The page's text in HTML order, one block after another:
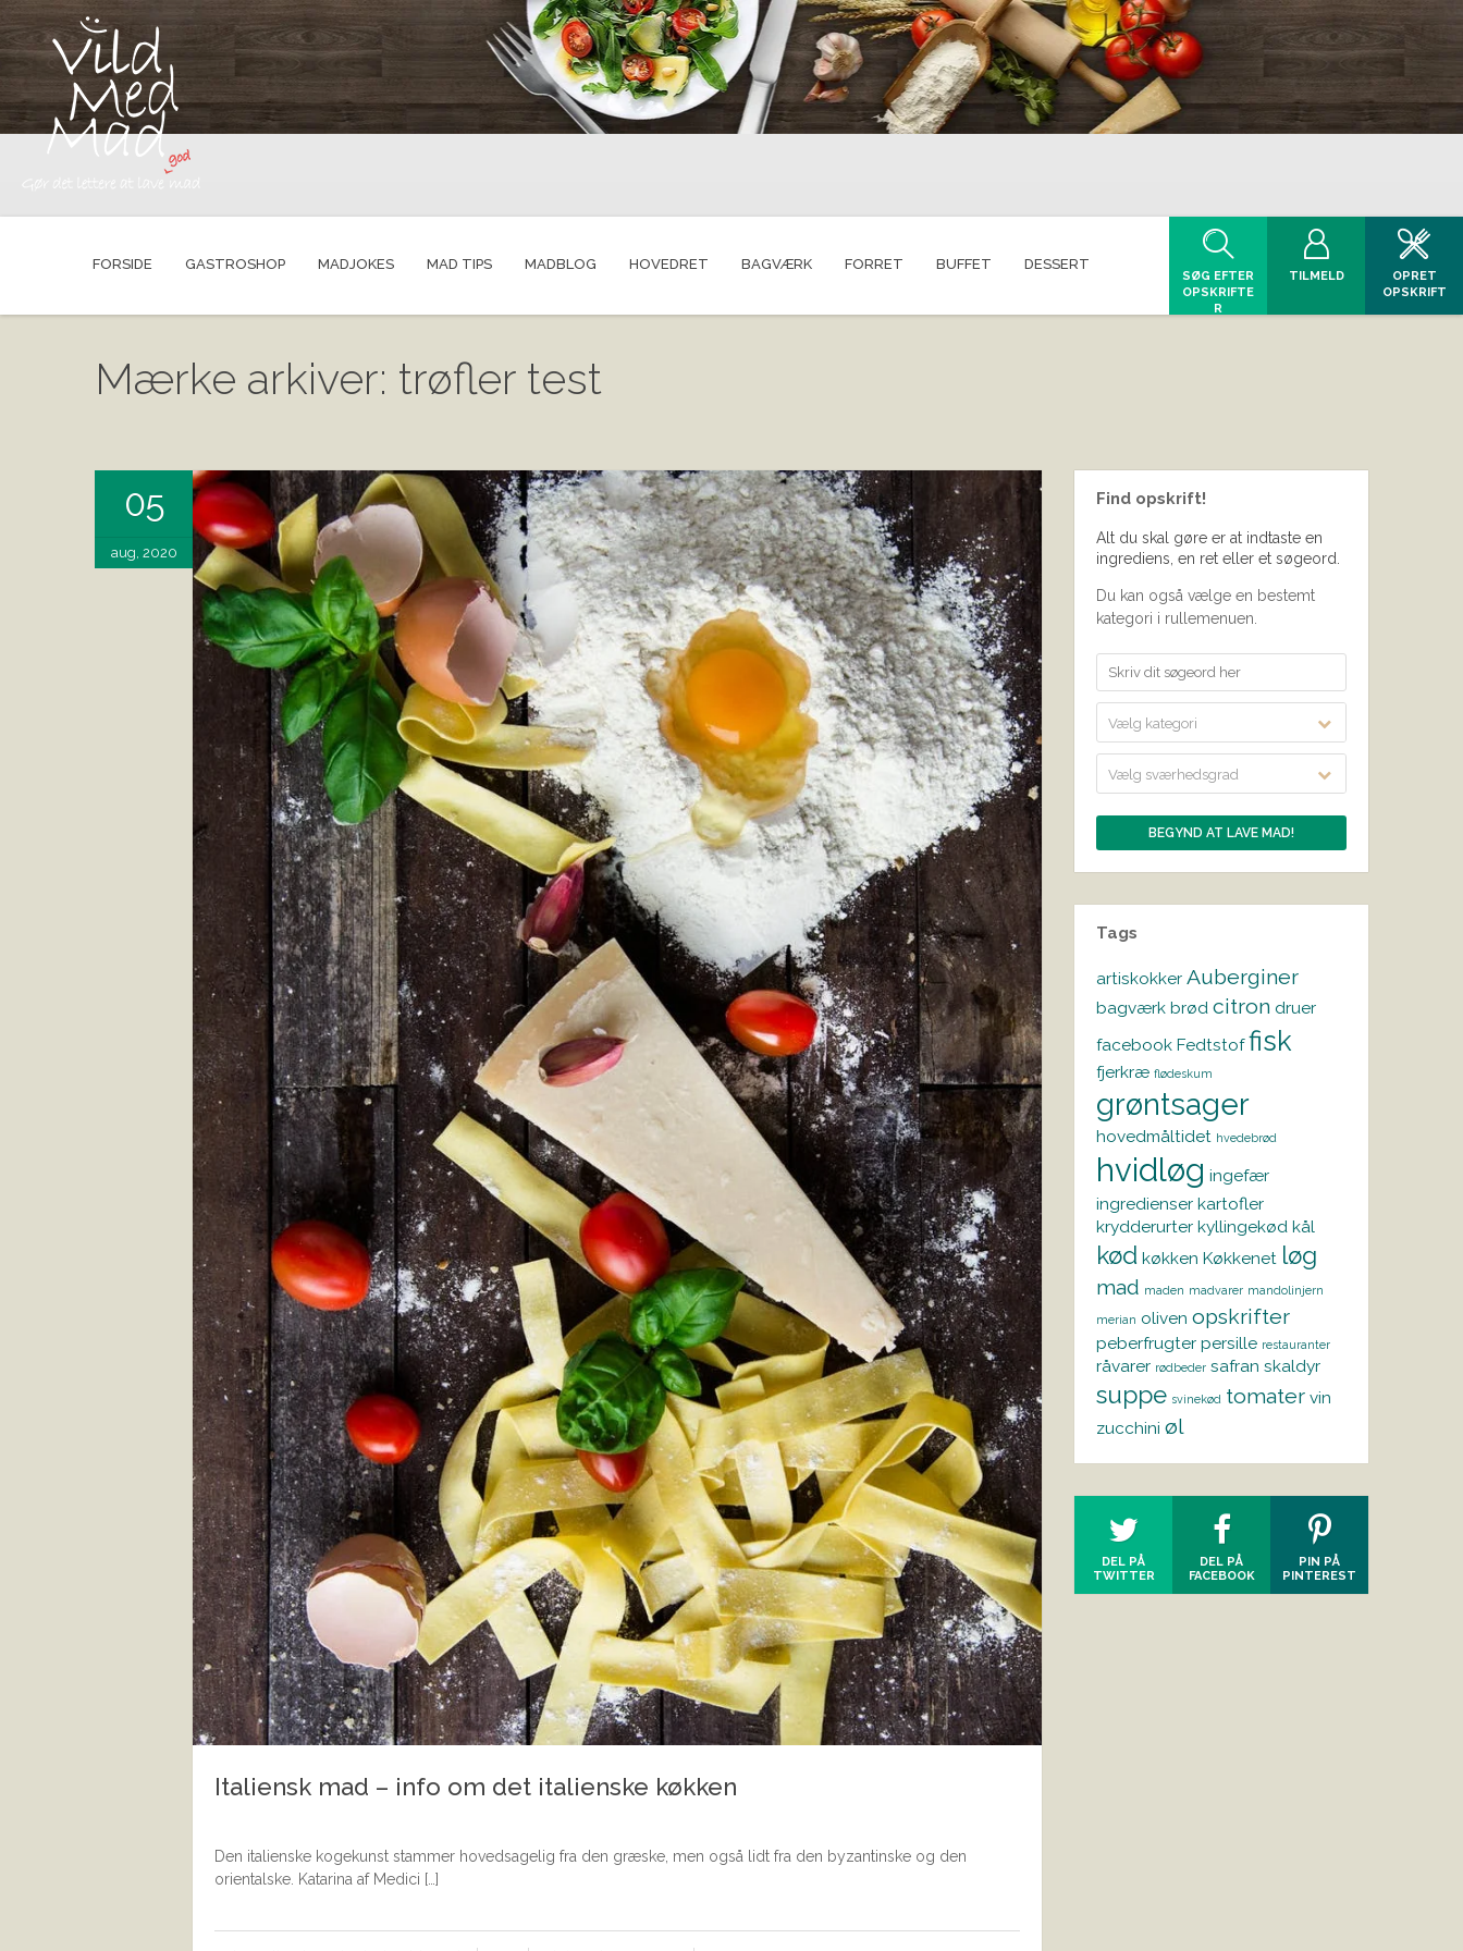
FORSIDE GASTROSHOP MADJOKES MAD TIPS MADBLOG HOVEDRET BAGVÆRK FORRET BUFFET DESSERT
SØG EFTER
OPSKRIFTE
R
TILMELD
OPRET
OPSKRIFT
Mærke arkiver: trøfler test
05
aug, 2020
Italiensk mad – info om det italienske køkken
Den italienske kogekunst stammer hovedsagelig fra den græske, men også lidt fra den byzantinske og den
orientalske. Katarina af Medici […]
Find opskrift!
Alt du skal gøre er at indtaste en
ingrediens, en ret eller et søgeord.
Du kan også vælge en bestemt
kategori i rullemenuen.
Vælg kategori
Vælg sværhedsgrad
Tags
artiskokker Auberginer
bagværk brød citron druer
facebook Fedtstof fisk
fjerkræ flødeskum
grøntsager
hovedmåltidet hvedebrød
hvidløg ingefær
ingredienser kartofler
krydderurter kyllingekød kål
kød køkken Køkkenet løg
mad maden madvarer mandolinjern
merian oliven opskrifter
peberfrugter persille restauranter
råvarer rødbeder safran skaldyr
suppe svinekød tomater vin
zucchini øl
DEL PÅ
TWITTER
DEL PÅ
FACEBOOK
PIN PÅ
PINTEREST